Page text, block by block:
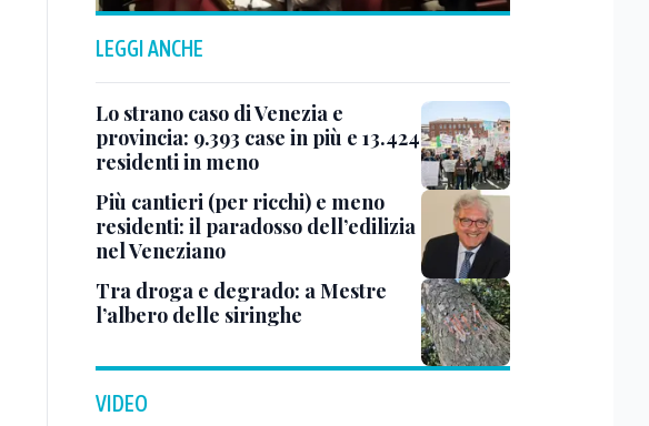
LEGGI ANCHE
Lo strano caso di Venezia e
provincia: 9.393 case in più e 13.424
residenti in meno
Più cantieri (per ricchi) e meno
residenti: il paradosso dell’edilizia
nel Veneziano
Tra droga e degrado: a Mestre
l’albero delle siringhe
VIDEO